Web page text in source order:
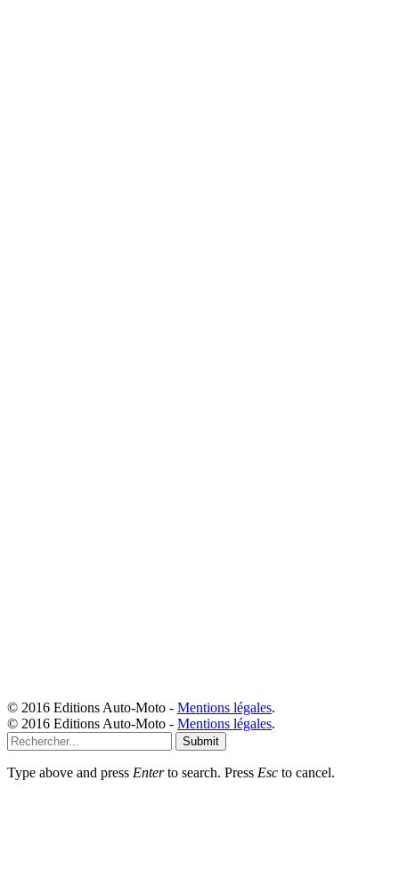
© 2016 Editions Auto-Moto - Mentions légales.
© 2016 Editions Auto-Moto - Mentions légales.
Submit
Type above and press Enterto search. Press Esc to cancel.